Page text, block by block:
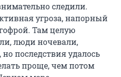
следили.
угроза, напорный
Там целую
люди ночевали,
последствия удалось
проще, чем потом